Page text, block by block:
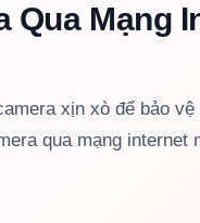
Qua Mạng
xịn xò để bảo vệ
qua mạng internet